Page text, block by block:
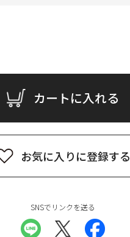
カートに入れる
お気に入りに登録する
SNSでリンクを送る